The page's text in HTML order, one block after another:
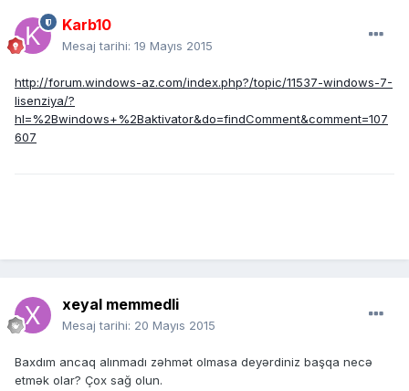
Karb10
Mesaj tarihi: 19 Mayıs 2015
http://forum.windows-az.com/index.php?/topic/11537-windows-7-
lisenziya/?
hl=%2Bwindows+%2Baktivator&do=findComment&comment=107
607
xeyal memmedli
Mesaj tarihi: 20 Mayıs 2015
Baxdım ancaq alınmadı zəhmət olmasa deyərdiniz başqa necə
etmək olar? Çox sağ olun.